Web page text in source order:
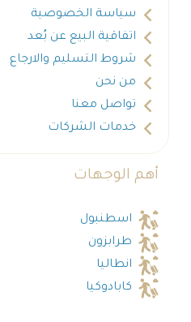
سياسة الخصوصية
اتفاقية البيع عن بُعد
شروط التسليم والارجاع
من نحن
تواصل معنا
خدمات الشركات
أهم الوجهات
اسطنبول
طرابزون
انطاليا
كابادوكيا